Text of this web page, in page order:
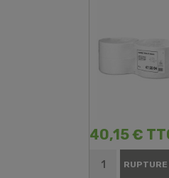
40,15 €
RUPTURE